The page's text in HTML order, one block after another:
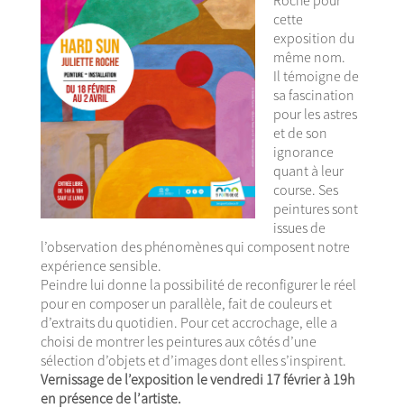
cette
exposition du
même nom.
Il témoigne de
sa fascination
pour les astres
et de son
ignorance
quant à leur
course. Ses
peintures sont
issues de
l’observation des phénomènes qui composent notre
expérience sensible.
Peindre lui donne la possibilité de reconfigurer le réel
pour en composer un parallèle, fait de couleurs et
d’extraits du quotidien. Pour cet accrochage, elle a
choisi de montrer les peintures aux côtés d’une
sélection d’objets et d’images dont elles s’inspirent.
Vernissage de l’exposition le vendredi 17 février à 19h
en présence de l’artiste.